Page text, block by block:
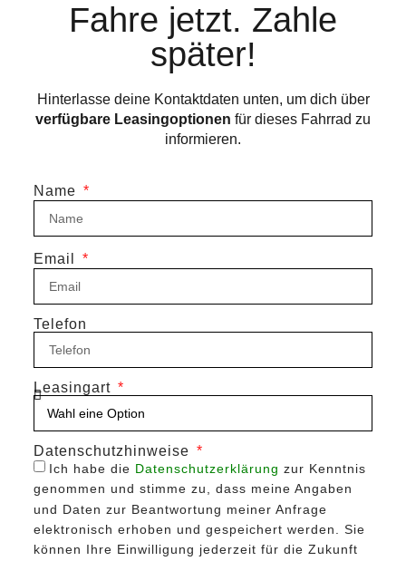
Fahre jetzt. Zahle
später!
Hinterlasse deine Kontaktdaten unten, um dich über
verfügbare Leasingoptionen für dieses Fahrrad zu
informieren.
Name
Email
Telefon
Leasingart
Datenschutzhinweise
Ich habe die Datenschutzerklärung zur Kenntnis
genommen und stimme zu, dass meine Angaben
und Daten zur Beantwortung meiner Anfrage
elektronisch erhoben und gespeichert werden. Sie
können Ihre Einwilligung jederzeit für die Zukunft